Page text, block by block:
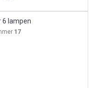
6 lampen
17